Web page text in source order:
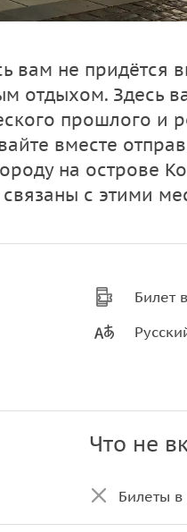
вам не придётся
отдыхом. Здесь
прошлого и
вместе
на острове
с этими
Билет
Что не
Билеты